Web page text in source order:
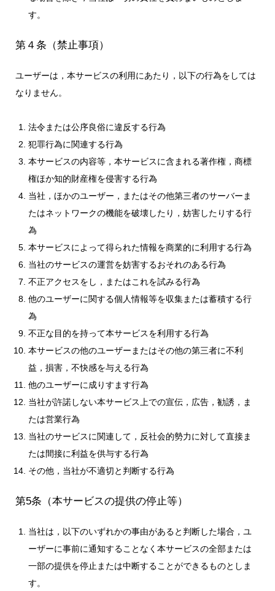
す。
第４条（禁止事項）
ユーザーは，本サービスの利用にあたり，以下の行為をしては
なりません。
法令または公序良俗に違反する行為
犯罪行為に関連する行為
本サービスの内容等，本サービスに含まれる著作権，商標
権ほか知的財産権を侵害する行為
当社，ほかのユーザー，またはその他第三者のサーバーま
たはネットワークの機能を破壊したり，妨害したりする行
為
本サービスによって得られた情報を商業的に利用する行為
当社のサービスの運営を妨害するおそれのある行為
不正アクセスをし，またはこれを試みる行為
他のユーザーに関する個人情報等を収集または蓄積する行
為
不正な目的を持って本サービスを利用する行為
本サービスの他のユーザーまたはその他の第三者に不利
益，損害，不快感を与える行為
他のユーザーに成りすます行為
当社が許諾しない本サービス上での宣伝，広告，勧誘，ま
たは営業行為
当社のサービスに関連して，反社会的勢力に対して直接ま
たは間接に利益を供与する行為
その他，当社が不適切と判断する行為
第5条（本サービスの提供の停止等）
当社は，以下のいずれかの事由があると判断した場合，ユ
ーザーに事前に通知することなく本サービスの全部または
一部の提供を停止または中断することができるものとしま
す。